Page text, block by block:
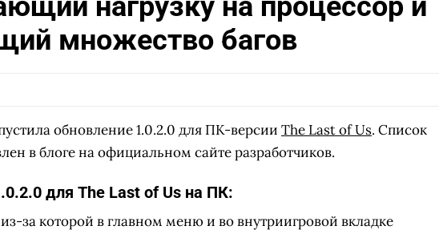
множество багов
обновление 1.0.2.0 для ПК-версии The Last of Us. Список
в блоге на официальном сайте разработчиков.
для The Last of Us на ПК:
за которой в главном меню и во внутриигровой вкладке